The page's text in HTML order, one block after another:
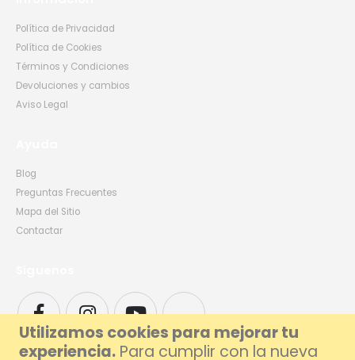
Utilizamos cookies para mejorar tu
experiencia. Para cumplir con la nueva
Política de Privacidad
Política de Cookies
Términos y Condiciones
Devoluciones y cambios
Aviso Legal
Blog
Preguntas Frecuentes
Mapa del Sitio
Contactar